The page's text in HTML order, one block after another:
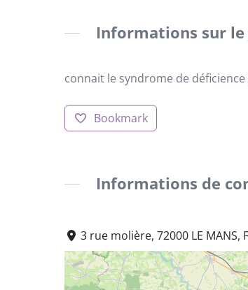
Informations sur
connait le syndrome de
Bookmark
Informations de
3 rue molière, 72000 LE MANS,